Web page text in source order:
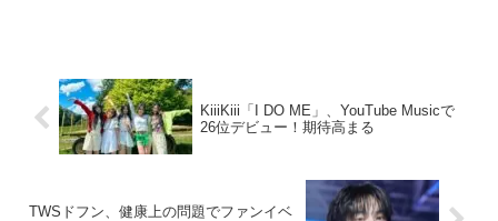
KiiiKiii「I DO ME」、YouTube Musicで
26位デビュー！期待高まる
TWSドフン、健康上の問題でファンイベ